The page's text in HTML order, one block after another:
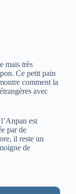
mais très
Ce petit pain
comment la
avec
est
par de
il reste un
de